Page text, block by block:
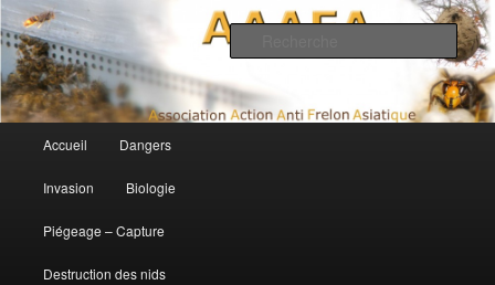
AAAFA
Association Action Anti Frelon Asiatique
Aller au contenu principal
Aller au contenu secondaire
Accueil Dangers
Invasion Biologie
Piégeage – Capture
Destruction des nids